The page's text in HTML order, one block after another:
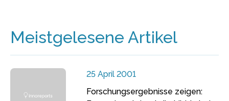
Meistgelesene Artikel
25 April 2001
Forschungsergebnisse zeigen: